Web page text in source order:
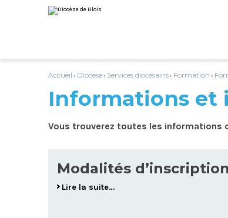
au
contenu.
personnels
Accueil › Diocèse› Services diocésains› Formation ›
Informations et
Vous trouverez toutes les informations
Modalités d’inscription
Lire la suite…